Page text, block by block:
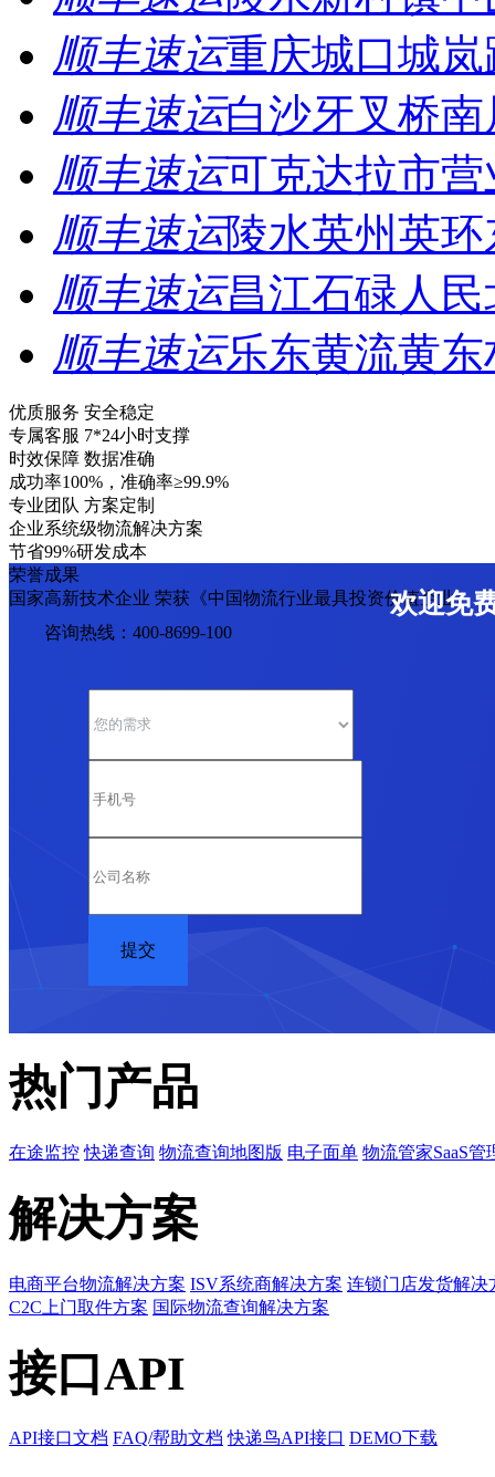
顺丰速运重庆城口城
顺丰速运白沙牙叉桥
顺丰速运可克达拉市营
顺丰速运陵水英州英
顺丰速运昌江石碌人
顺丰速运乐东黄流黄
优质服务 安全稳定
专属客服 7*24小时支撑
时效保障 数据准确
成功率100%，准确率≥99.9%
专业团队 方案定制
企业系统级物流解决方案
节省99%研发成本
荣誉成果
国家高新技术企业 荣获《中国物流行业最具投资价值企业》
欢迎免
咨询热线：400-8699-100
热门产品
在途监控 快递查询 物流查询地图版 电子面单 物流管家SaaS管
解决方案
电商平台物流解决方案 ISV系统商解决方案 连锁门店发货解决
C2C上门取件方案 国际物流查询解决方案
接口API
API接口文档 FAQ/帮助文档 快递鸟API接口 DEMO下载